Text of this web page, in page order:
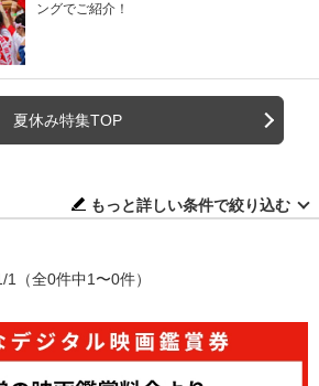
ングでご紹介！
夏休み特集TOP
もっと詳しい条件で絞り込む
1 （全0件中1〜0件）